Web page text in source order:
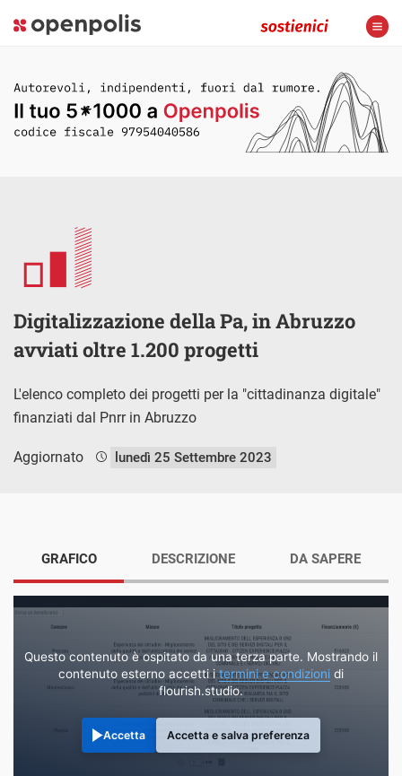
Digitalizzazione della Pa, in Abruzzo
avviati oltre 1.200 progetti
L'elenco completo dei progetti per la "cittadinanza digitale"
finanziati dal Pnrr in Abruzzo
Aggiornato lunedì 25 Settembre 2023
GRAFICO
Questo contenuto è ospitato da una terza parte. Mostrando il
contenuto esterno accetti itermini e condizioni di
flourish.studio.
Accetta Accetta e salva preferenza
DESCRIZIONE DA SAPERE